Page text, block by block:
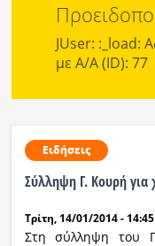
Ειδήσεις
Ελλάδα
Πολιτική
Αθλητικά
JUser: :_load:
με Α/Α (ID): 77
Ειδήσεις
Σύλληψη Γ. Κουρή για
Τρίτη, 14/01/2014 - 14:45
Στη σύλληψη του